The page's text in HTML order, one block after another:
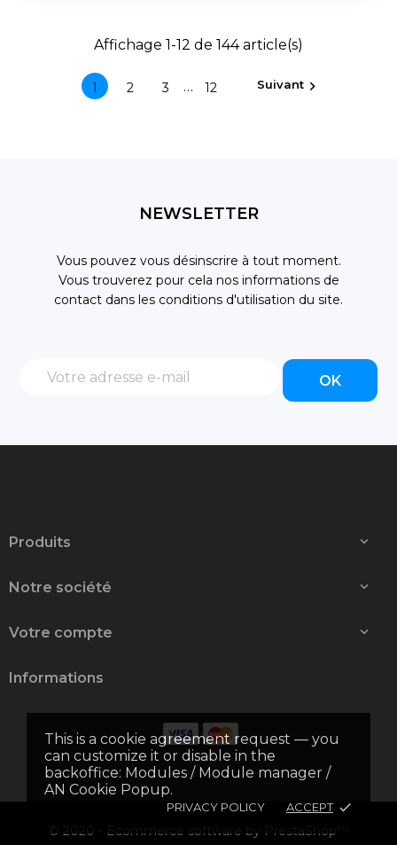
This is a cookie agreement request — you
can customize it or disable in the
backoffice: Modules / Module manager /
AN Cookie Popup.
PRIVACY POLICY ACCEPT done
Affichage 1-12 de 144 article(s)
1 2 3 … 12 Suivant
NEWSLETTER
Vous pouvez vous désinscrire à tout moment.
Vous trouverez pour cela nos informations de
contact dans les conditions d'utilisation du site.
Produits 
Notre société 
Votre compte 
Informations
© 2020 - Ecommerce software by PrestaShop™